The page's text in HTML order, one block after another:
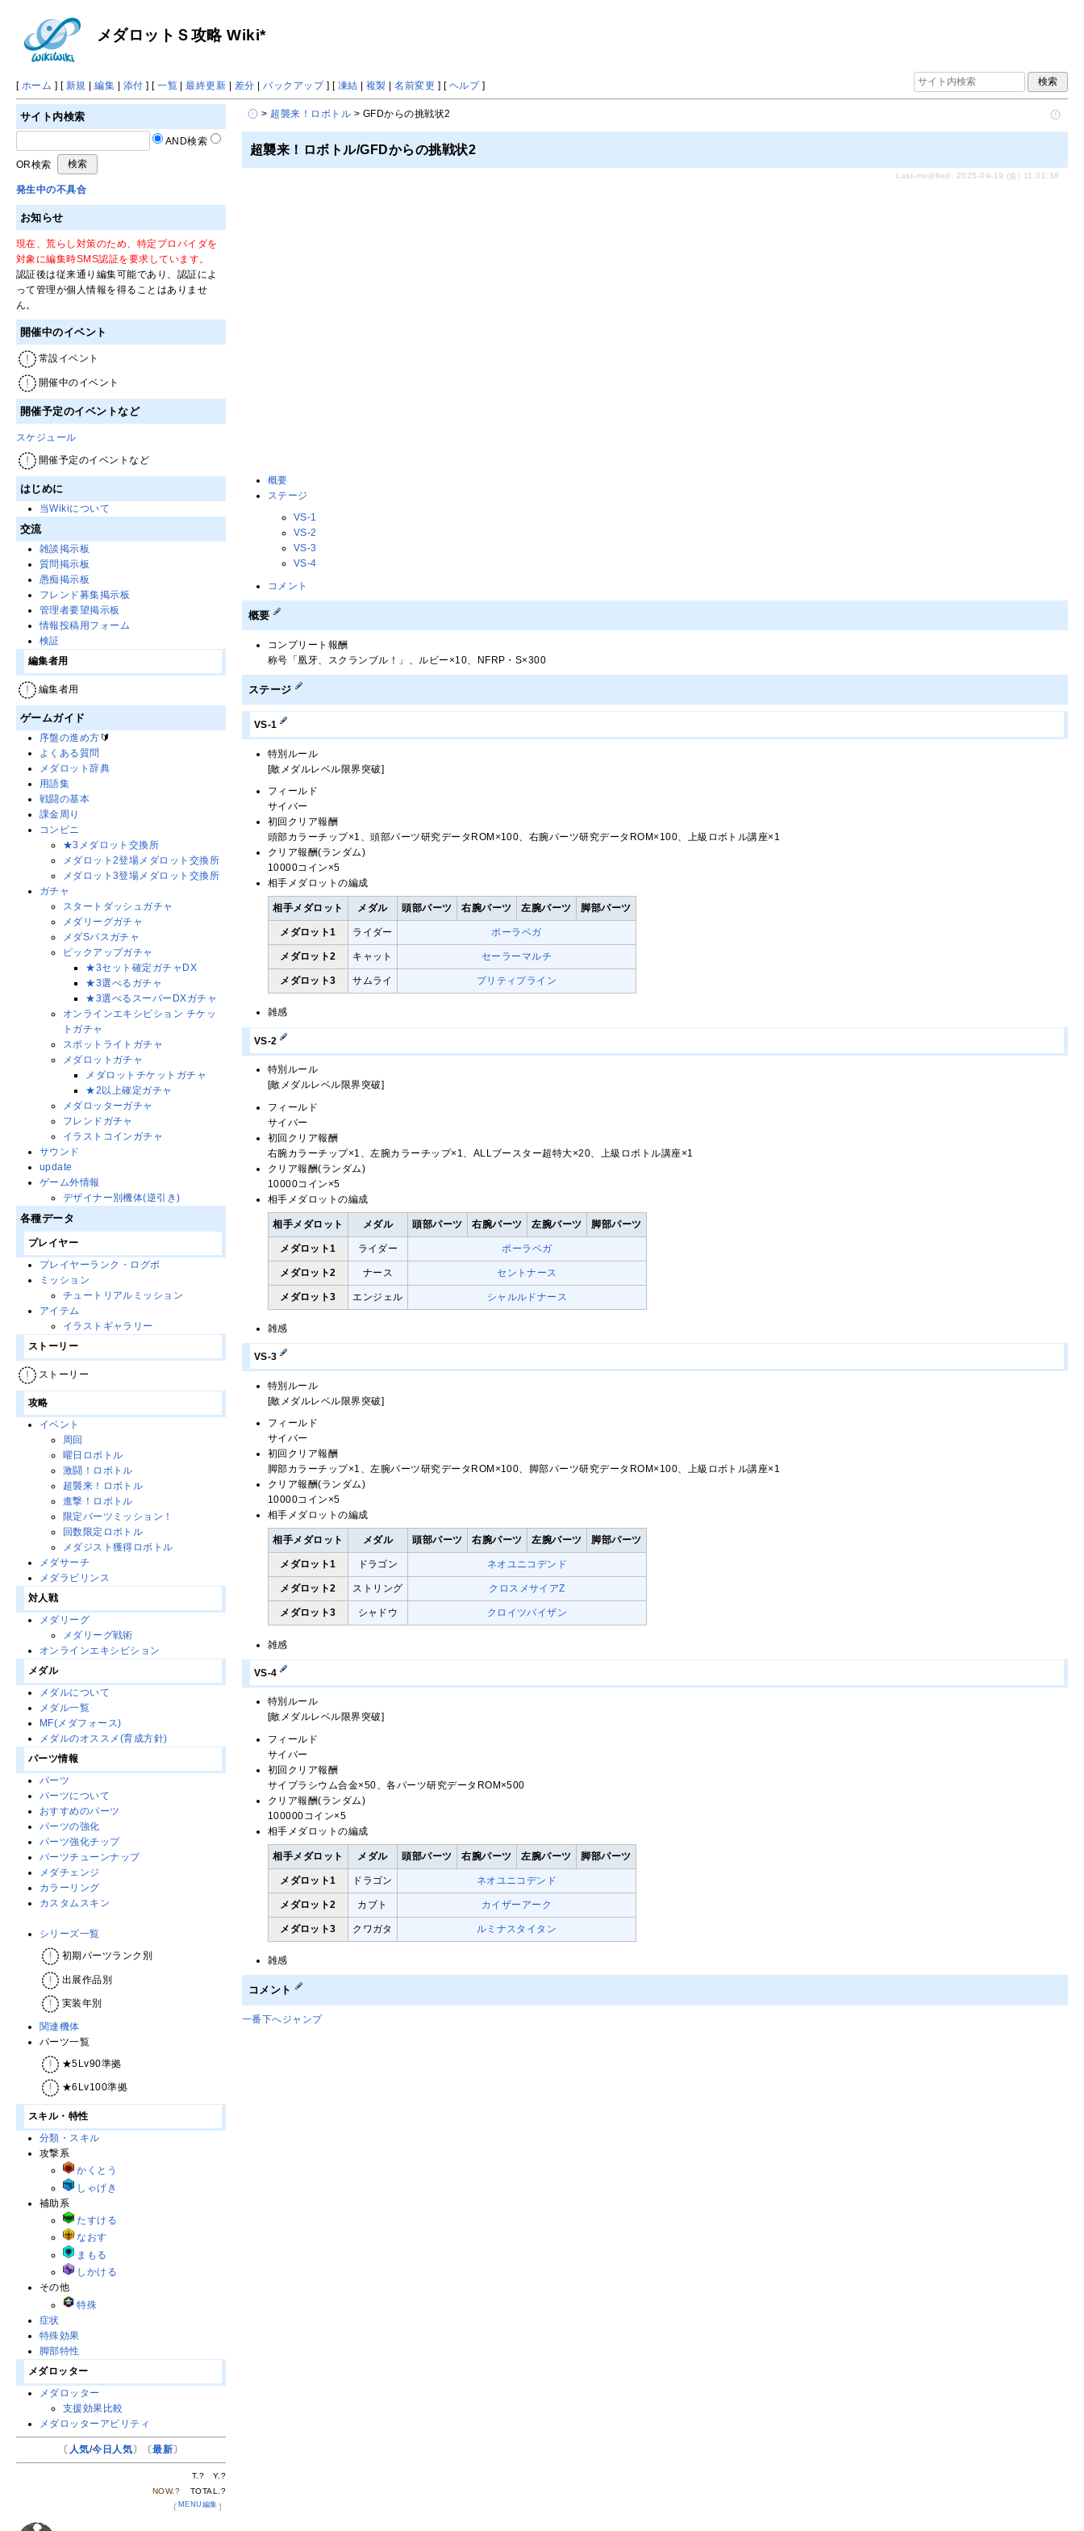
メダロットＳ攻略 Wiki*
[ ホーム ] [ 新規 |編集 | 添付 ] [一覧 |最終更新 | 差分 |バックアップ] [ 凍結 | 複製 |名前変更 ] [ ヘルプ]
> 超襲来！ロボトル > GFDからの挑戦状2
超襲来！ロボトル/GFDからの挑戦状2
Last-modified: 2025-09-19 (金) 11:31:38
概要
ステージ
VS-1
VS-2
VS-3
VS-4
コメント
概要
コンプリート報酬
称号「凰牙、スクランブル！」、ルビー×10、NFRP・S×300
ステージ
VS-1
特別ルール
[敵メダルレベル限界突破]
フィールド
サイバー
初回クリア報酬
頭部カラーチップ×1、頭部パーツ研究データROM×100、右腕パーツ研究データROM×100、上級ロボトル講座×1
クリア報酬(ランダム)
10000コイン×5
相手メダロットの編成
相手メダロット メダル 頭部パーツ 右腕パーツ 左腕パーツ 脚部パーツ
メダロット1 ライダー ポーラベガ
メダロット2 キャット セーラーマルチ
メダロット3 サムライ プリティプライン
雑感
VS-2
特別ルール
[敵メダルレベル限界突破]
フィールド
サイバー
初回クリア報酬
右腕カラーチップ×1、左腕カラーチップ×1、ALLブースター超特大×20、上級ロボトル講座×1
クリア報酬(ランダム)
10000コイン×5
相手メダロットの編成
相手メダロット メダル 頭部パーツ 右腕パーツ 左腕パーツ 脚部パーツ
メダロット1 ライダー ポーラベガ
メダロット2 ナース セントナース
メダロット3 エンジェル シャルルドナース
雑感
VS-3
特別ルール
[敵メダルレベル限界突破]
フィールド
サイバー
初回クリア報酬
脚部カラーチップ×1、左腕パーツ研究データROM×100、脚部パーツ研究データROM×100、上級ロボトル講座×1
クリア報酬(ランダム)
10000コイン×5
相手メダロットの編成
相手メダロット メダル 頭部パーツ 右腕パーツ 左腕パーツ 脚部パーツ
メダロット1 ドラゴン ネオユニコデンド
メダロット2 ストリング クロスメサイアZ
メダロット3 シャドウ クロイツバイザン
雑感
VS-4
特別ルール
[敵メダルレベル限界突破]
フィールド
サイバー
初回クリア報酬
サイプラシウム合金×50、各パーツ研究データROM×500
クリア報酬(ランダム)
100000コイン×5
相手メダロットの編成
相手メダロット メダル 頭部パーツ 右腕パーツ 左腕パーツ 脚部パーツ
メダロット1 ドラゴン ネオユニコデンド
メダロット2 カブト カイザーアーク
メダロット3 クワガタ ルミナスタイタン
雑感
コメント
一番下へジャンプ
サイト内検索
AND検索
OR検索
発生中の不具合
お知らせ
現在、荒らし対策のため、特定プロバイダを
対象に編集時SMS認証を要求しています。
認証後は従来通り編集可能であり、認証によ
って管理が個人情報を得ることはありませ
ん。
開催中のイベント
常設イベント
開催中のイベント
開催予定のイベントなど
スケジュール
開催予定のイベントなど
はじめに
当Wikiについて
交流
雑談掲示板
質問掲示板
愚痴掲示板
フレンド募集掲示板
管理者要望掲示板
情報投稿用フォーム
検証
編集者用
編集者用
ゲームガイド
序盤の進め方 🔰
よくある質問
メダロット辞典
用語集
戦闘の基本
課金周り
コンビニ
★3メダロット交換所
メダロット2登場メダロット交換所
メダロット3登場メダロット交換所
ガチャ
スタートダッシュガチャ
メダリーグガチャ
メダSパスガチャ
ピックアップガチャ
★3セット確定ガチャDX
★3選べるガチャ
★3選べるスーパーDXガチャ
オンラインエキシビション チケッ
トガチャ
スポットライトガチャ
メダロットガチャ
メダロットチケットガチャ
★2以上確定ガチャ
メダロッターガチャ
フレンドガチャ
イラストコインガチャ
サウンド
update
ゲーム外情報
デザイナー別機体(逆引き)
各種データ
プレイヤー
プレイヤーランク・ログボ
ミッション
チュートリアルミッション
アイテム
イラストギャラリー
ストーリー
ストーリー
攻略
イベント
周回
曜日ロボトル
激闘！ロボトル
超襲来！ロボトル
進撃！ロボトル
限定パーツミッション！
回数限定ロボトル
メダジスト獲得ロボトル
メダサーチ
メダラビリンス
対人戦
メダリーグ
メダリーグ戦術
オンラインエキシビション
メダル
メダルについて
メダル一覧
MF(メダフォース)
メダルのオススメ(育成方針)
パーツ情報
パーツ
パーツについて
おすすめのパーツ
パーツの強化
パーツ強化チップ
パーツチューンナップ
メダチェンジ
カラーリング
カスタムスキン
シリーズ一覧
初期パーツランク別
出展作品別
実装年別
関連機体
パーツ一覧
★5Lv90準拠
★6Lv100準拠
スキル・特性
分類・スキル
攻撃系
かくとう
しゃげき
補助系
たすける
なおす
まもる
しかける
その他
特殊
症状
特殊効果
脚部特性
メダロッター
メダロッター
支援効果比較
メダロッターアビリティ
〔 人気/今日人気〕〔最新〕
T. ? Y. ?
NOW.? TOTAL. ?
〔 MENU編集 〕